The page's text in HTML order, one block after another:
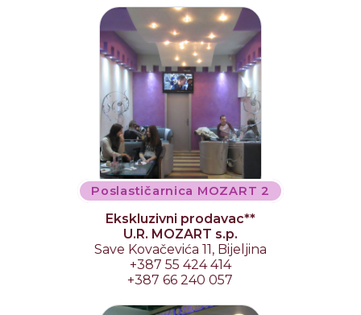
Poslastičarnica MOZART 2
Ekskluzivni prodavac**
U.R. MOZART s.p.
Save Kovačevića 11, Bijeljina
+387 55 424 414
+387 66 240 057